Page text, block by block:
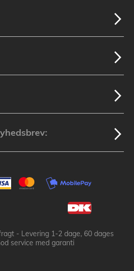
- Levering 1-2 dage, 60 dages
service med garanti